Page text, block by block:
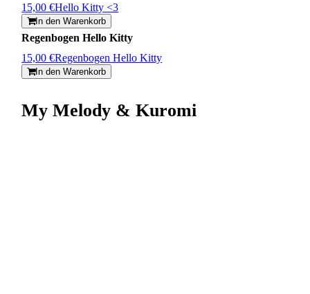
15,00 €Hello Kitty <3
In den Warenkorb
Regenbogen Hello Kitty
15,00 €Regenbogen Hello Kitty
In den Warenkorb
My Melody & Kuromi